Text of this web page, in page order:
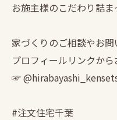
お施主様のこだわり詰ま
家づくりのご相談やお
プロフィールリンクか
☞
#注文住宅千葉